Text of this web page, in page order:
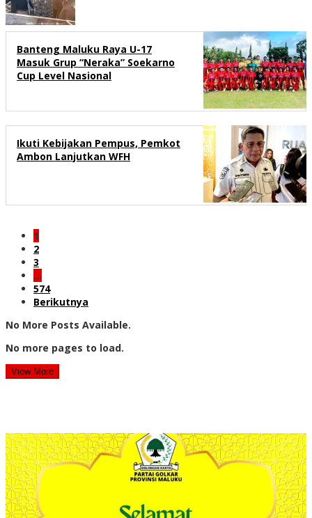
Banteng Maluku Raya U-17
Masuk Grup “Neraka” Soekarno
Cup Level Nasional
Ikuti Kebijakan Pempus, Pemkot
Ambon Lanjutkan WFH
1
2
3
…
574
Berikutnya
No More Posts Available.
No more pages to load.
View More